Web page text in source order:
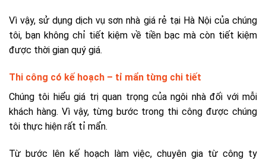
Vì vậy, sử dụng dịch vụ sơn nhà giá rẻ tại Hà Nội của chúng
tôi, bạn không chỉ tiết kiệm về tiền bạc mà còn tiết kiệm
được thời gian quý giá.
Thi công có kế hoạch – tỉ mẩn từng chi tiết
Chúng tôi hiểu giá trị quan trọng của ngôi nhà đối với mỗi
khách hàng. Vì vậy, từng bước trong thi công được chúng
tôi thực hiện rất tỉ mẩn.
Từ bước lên kế hoạch làm việc, chuyên gia từ công ty